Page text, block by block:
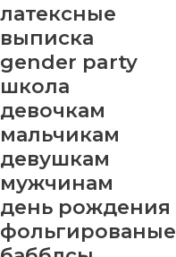
латексные
выписка
gender party
школа
девочкам
мальчикам
девушкам
мужчинам
день рождения
фольгированые